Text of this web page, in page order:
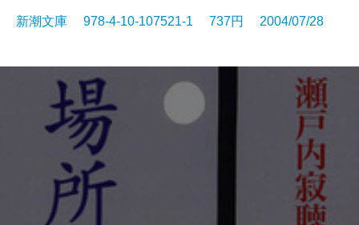
新潮文庫 978-4-10-107521-1 737円 2004/07/28